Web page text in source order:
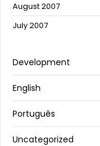
August 2007
July 2007
Development
English
Português
Uncategorized